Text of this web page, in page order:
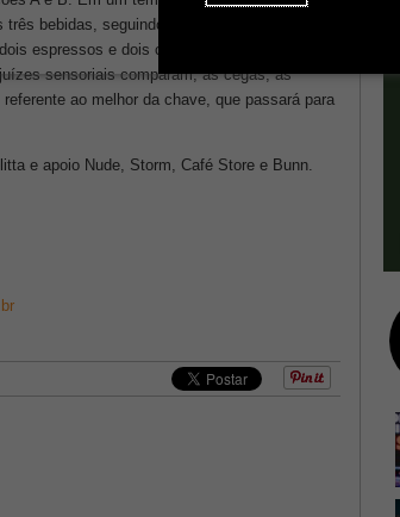
bebidas, seguindo a ordem: dois cafés
espressos e dois cappuccinos. Os juízes
sensoriais comparam, às cegas, as
ao melhor da chave, que passará para
e apoio Nude, Storm, Café Store e Bunn.